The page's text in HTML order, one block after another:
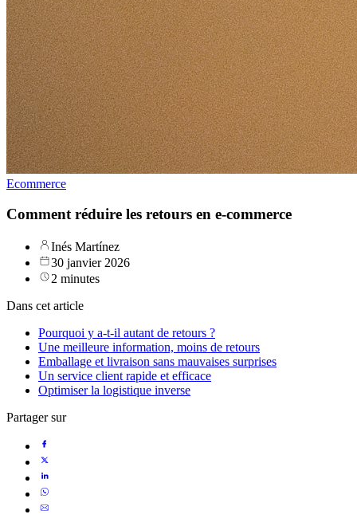
Ecommerce
Comment réduire les retours en e-commerce
Inés Martínez
30 janvier 2026
2 minutes
Dans cet article
Pourquoi y a-t-il autant de retours ?
Une meilleure information, moins de retours
Emballage et livraison sans mauvaises surprises
Un service client rapide et efficace
Optimiser la logistique inverse
Partager sur